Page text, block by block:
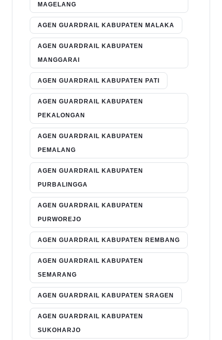
MAGELANG
AGEN GUARDRAIL KABUPATEN MALAKA
AGEN GUARDRAIL KABUPATEN
MANGGARAI
AGEN GUARDRAIL KABUPATEN PATI
AGEN GUARDRAIL KABUPATEN
PEKALONGAN
AGEN GUARDRAIL KABUPATEN
PEMALANG
AGEN GUARDRAIL KABUPATEN
PURBALINGGA
AGEN GUARDRAIL KABUPATEN
PURWOREJO
AGEN GUARDRAIL KABUPATEN REMBANG
AGEN GUARDRAIL KABUPATEN
SEMARANG
AGEN GUARDRAIL KABUPATEN SRAGEN
AGEN GUARDRAIL KABUPATEN
SUKOHARJO